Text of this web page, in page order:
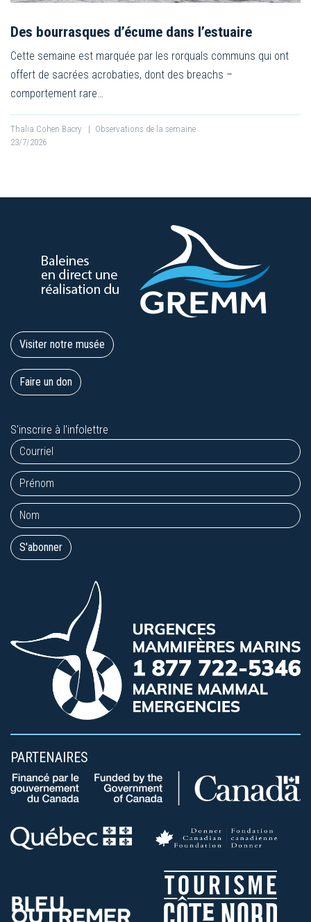
Des bourrasques d’écume dans l’estuaire
Cette semaine est marquée par les rorquals communs qui ont
offert de sacrées acrobaties, dont des breachs –
comportement rare…
Thalia Cohen Bacry | Observations de la semaine
23/7/2026
Visiter notre musée
Faire un don
S'inscrire à l'infolettre
PARTENAIRES